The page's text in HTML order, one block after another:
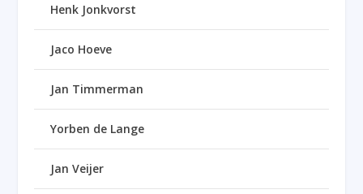
Henk Jonkvorst
Jaco Hoeve
Jan Timmerman
Yorben de Lange
Jan Veijer